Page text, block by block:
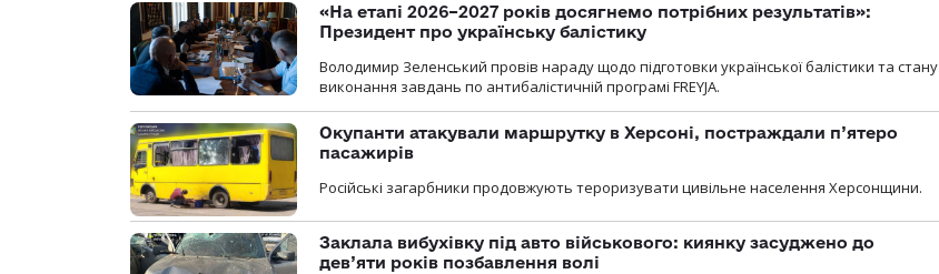
«На етапі 2026–2027 років досягнемо потрібних результатів»:
Президент про українську балістику
Володимир Зеленський провів нараду щодо підготовки української балістики та стану
виконання завдань по антибалістичній програмі FREYJA.
Окупанти атакували маршрутку в Херсоні, постраждали п’ятеро
пасажирів
Російські загарбники продовжують тероризувати цивільне населення Херсонщини.
Заклала вибухівку під авто військового: киянку засуджено до
дев’яти років позбавлення волі